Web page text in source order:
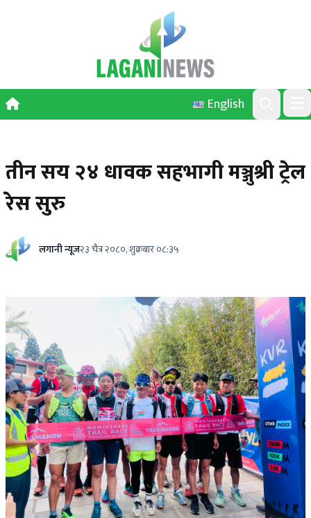
English
Search
तीन सय २४ धावक सहभागी मञ्जुश्री ट्रेल
रेस सुरु
लगानी न्यूज२३ चैत्र २०८०, शुक्रबार ०८:३५